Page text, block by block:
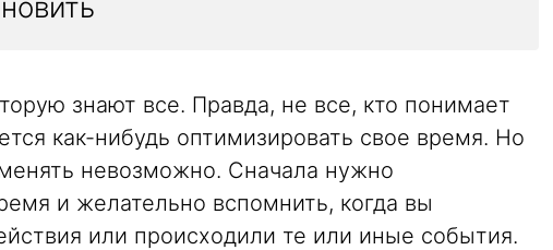
знают все. Правда, не все, кто понимает
как-нибудь оптимизировать свое время. Но
невозможно. Сначала нужно
и желательно вспомнить, когда вы
или происходили те или иные события.